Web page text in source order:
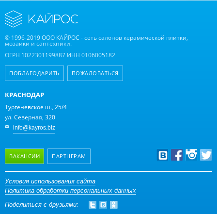
© 1996-2019 ООО КАЙРОС - сеть салонов керамической плитки,
мозаики и сантехники.
ОГРН 1022301199887 ИНН 0106005182
ПОБЛАГОДАРИТЬ ПОЖАЛОВАТЬСЯ
КРАСНОДАР
Тургеневское ш., 25/4
ул. Северная, 320
info@kayros.biz
ВАКАНСИИ ПАРТНЕРАМ
Дизайнерам
Оптовым клиентам
Дилерам
Условия использования сайта
Политика обработки персональных данных
Поделиться с друзьями: